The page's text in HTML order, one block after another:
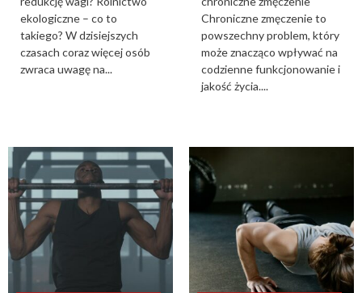
ekologiczne – co to
takiego? W dzisiejszych
czasach coraz więcej osób
zwraca uwagę na...
Chroniczne zmęczenie to
powszechny problem, który
może znacząco wpływać na
codzienne funkcjonowanie i
jakość życia....